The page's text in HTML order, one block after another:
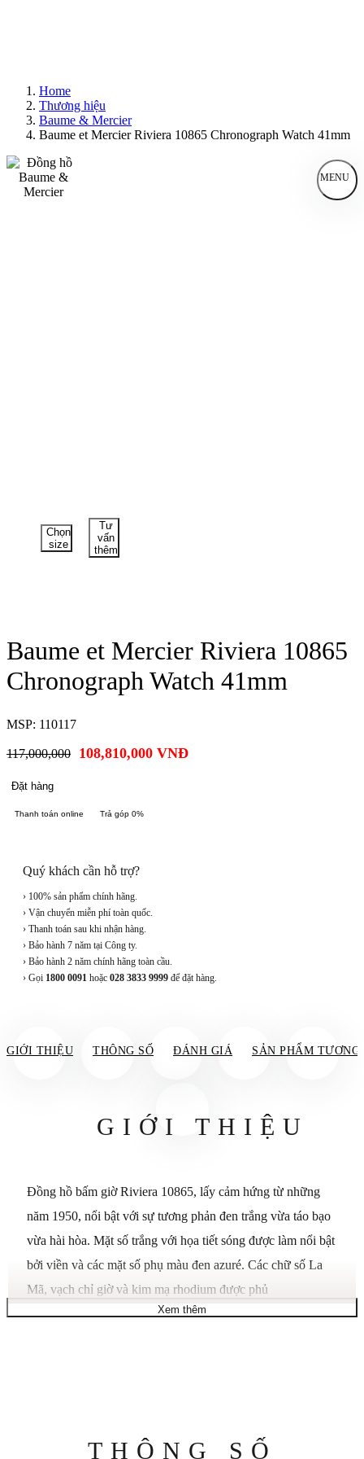
Home
Thương hiệu
Baume & Mercier
Baume et Mercier Riviera 10865 Chronograph Watch 41mm
MENU
Chọn
size
Tư
vấn
thêm
Baume et Mercier Riviera 10865
Chronograph Watch 41mm
MSP: 110117
117,000,000 108,810,000 VNĐ
Đặt hàng
Thanh toán online Trả góp 0%
Quý khách cần hỗ trợ?
› 100% sản phẩm chính hãng.
› Vận chuyển miễn phí toàn quốc.
› Thanh toán sau khi nhận hàng.
› Bảo hành 7 năm tại Công ty.
› Bảo hành 2 năm chính hãng toàn cầu.
› Gọi 1800 0091 hoặc 028 3833 9999 để đặt hàng.
GIỚI THIỆU THÔNG SỐ ĐÁNH GIÁ SẢN PHẨM TƯƠNG
GIỚI THIỆU
Đồng hồ bấm giờ Riviera 10865, lấy cảm hứng từ những
năm 1950, nổi bật với sự tương phản đen trắng vừa táo bạo
vừa hài hòa. Mặt số trắng với họa tiết sóng được làm nổi bật
bởi viền và các mặt số phụ màu đen azuré. Các chữ số La
Mã, vạch chỉ giờ và kim mạ rhodium được phủ
Superluminova trắng làm nổi bật thiết kế hai tông màu này.
cụ. Đồng hồ tự động Thụy Sĩ, lên dây cót. Dự trữ năng
Xem thêm
THÔNG SỐ